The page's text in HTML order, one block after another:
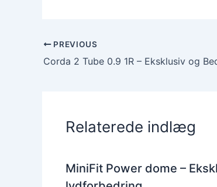
PREVIOUS
Relaterede indlæg
MiniFit Power dome –